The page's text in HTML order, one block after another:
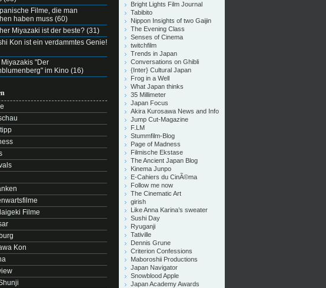
Filme, die man
haben muss (60)
Miyazaki ist der beste? (31)
Kon ist ein verdammtes Genie!
"Der
im Kino (16)
Filme
Kon
Bright Lights Film Journal
Tabibito
Nippon Insights of two Gaijin
The Evening Class
Senses of Cinema
twitchfilm
Trends in Japan
Conversations on Ghibli
{Inter} Cultural Japan
Frog in a Well
What Japan thinks
35 Millimeter
Japan Focus
Akira Kurosawa News and Info
Jump Cut-Magazine
F.LM
Stummfilm-Blog
Page of Madness
Filmische Ekstase
The Ancient Japan Blog
Kinema Junpo
E-Cahiers du CinÃ©ma
Follow me now
The Cinematic Art
girish
Like Anna Karina’s sweater
Sushi Day
Ryuganji
Tativille
Dennis Grune
Criterion Confessions
Maboroshii Productions
Japan Navigator
Snowblood Apple
Japan Academy Awards